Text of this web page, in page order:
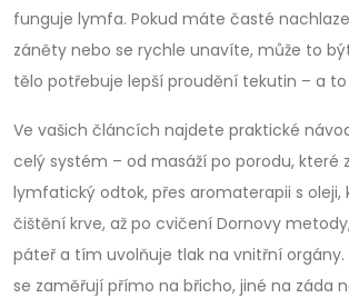
funguje lymfa. Pokud máte časté
záněty nebo se rychle unavíte, může to
tělo potřebuje lepší proudění tekutin – a to
Ve vašich článcích najdete praktické
celý systém – od masáží po porodu, které
lymfatický odtok, přes aromaterapii s oleji,
čištění krve, až po cvičení Dornovy
páteř a tím uvolňuje tlak na vnitřní
se zaměřují přímo na břicho, jiné na záda